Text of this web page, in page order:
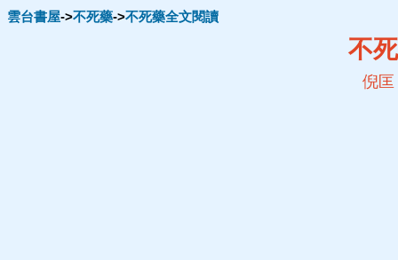
雲台書屋->不死藥->不死藥全文閱讀
不
倪匡